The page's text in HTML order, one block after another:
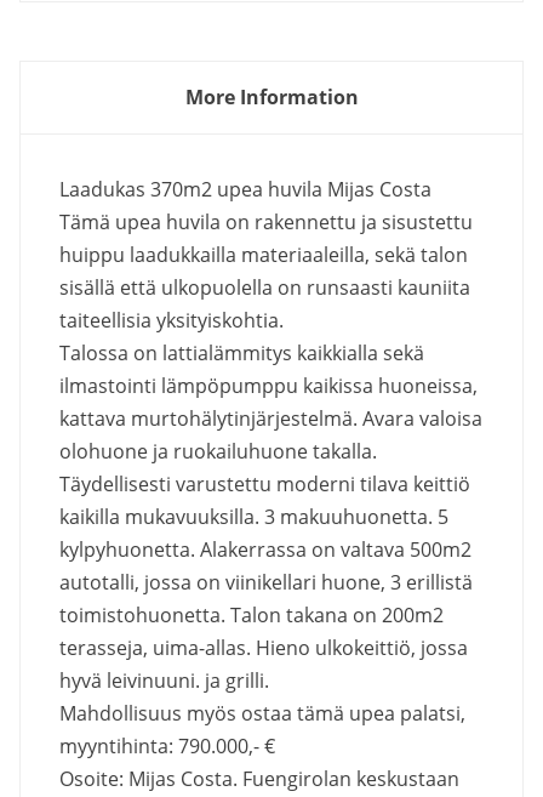
More Information
Laadukas 370m2 upea huvila Mijas Costa
Tämä upea huvila on rakennettu ja sisustettu
huippu laadukkailla materiaaleilla, sekä talon
sisällä että ulkopuolella on runsaasti kauniita
taiteellisia yksityiskohtia.
Talossa on lattialämmitys kaikkialla sekä
ilmastointi lämpöpumppu kaikissa huoneissa,
kattava murtohälytinjärjestelmä. Avara valoisa
olohuone ja ruokailuhuone takalla.
Täydellisesti varustettu moderni tilava keittiö
kaikilla mukavuuksilla. 3 makuuhuonetta. 5
kylpyhuonetta. Alakerrassa on valtava 500m2
autotalli, jossa on viinikellari huone, 3 erillistä
toimistohuonetta. Talon takana on 200m2
terasseja, uima-allas. Hieno ulkokeittiö, jossa
hyvä leivinuuni. ja grilli.
Mahdollisuus myös ostaa tämä upea palatsi,
myyntihinta: 790.000,- €
Osoite: Mijas Costa. Fuengirolan keskustaan